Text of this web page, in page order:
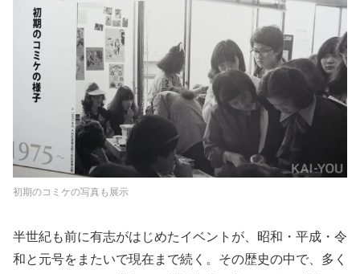
初期のコミケの写真も展示
半世紀も前に有志がはじめたイベントが、昭和・平成・令
和と元号をまたいで現在まで続く。その歴史の中で、多く